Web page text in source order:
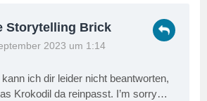
Storytelling Brick
2023 um 1:14
ich dir leider nicht beantworten,
Krokodil da reinpasst. I’m sorry…